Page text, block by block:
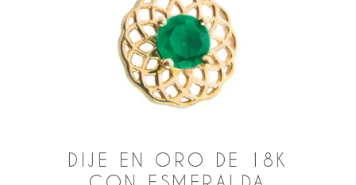
DIJE EN ORO DE 18K